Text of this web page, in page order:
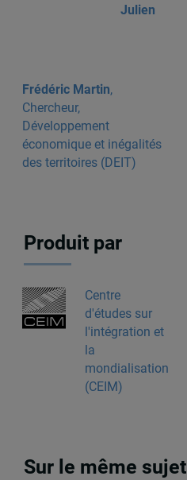
Julien
Frédéric Martin,
Chercheur,
Développement
économique et inégalités
des territoires (DEIT)
Produit par
Centre
d'études sur
l'intégration et
la
mondialisation
(CEIM)
Sur le même sujet